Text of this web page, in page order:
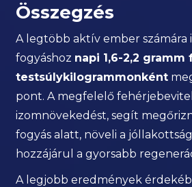
Összegzés
A legtöbb aktív ember számára
fogyáshoz napi 1,6-2,2 gramm
testsúlykilogrammonként
pont. A megfelelő
izomnövekedést, segít
fogyás alatt, növeli a
hozzájárul a gyorsabb
A legjobb eredmények